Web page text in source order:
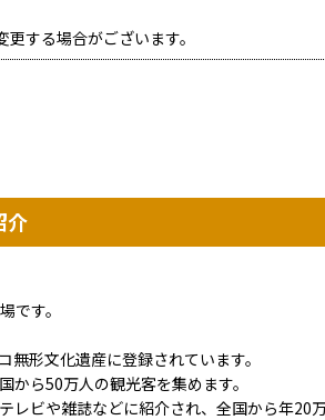
する場合がございます。
介
です。
形文化遺産に登録されています。
ら50万人の観光客を集めます。
レビや雑誌などに紹介され、全国から年20